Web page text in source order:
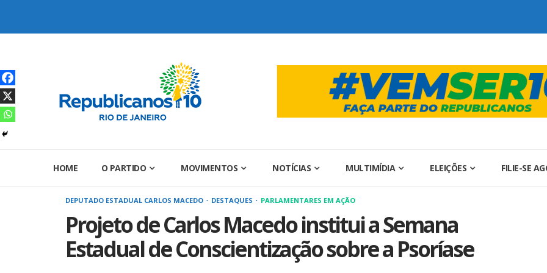
HOME O PARTIDO MOVIMENTOS NOTÍCIAS MULTIMÍDIA ELEIÇÕES FILIE-SE
DEPUTADO ESTADUAL CARLOS MACEDO DESTAQUES PARLAMENTARES EM AÇÃO
Projeto de Carlos Macedo institui a Semana
Estadual de Conscientização sobre a Psoríase